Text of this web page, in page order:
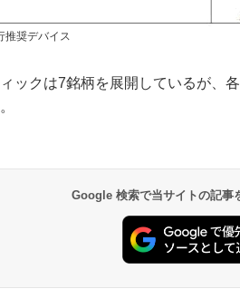
推奨デバイス
ックは7銘柄を展開しているが、
Google 検索で当サイトの記事